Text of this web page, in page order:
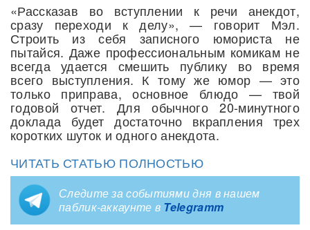
«Рассказав во вступлении к речи анекдот,
сразу переходи к делу», — говорит Мэл.
Строить из себя записного юмориста не
пытайся. Даже профессиональным комикам не
всегда удается смешить публику во время
всего выступления. К тому же юмор — это
только приправа, основное блюдо — твой
годовой отчет. Для обычного 20-минутного
доклада будет достаточно вкрапления трех
коротких шуток и одного анекдота.
ЧИТАТЬ СТАТЬЮ ПОЛНОСТЬЮ
Следите за событиями дня в нашем
паблик-аккаунте в Telegramm